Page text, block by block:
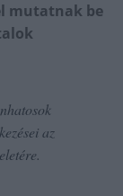
mutatnak be
az